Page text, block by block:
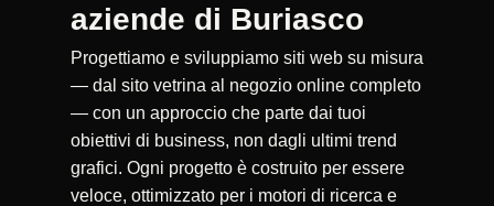
aziende di Buriasco
Progettiamo e sviluppiamo siti web su misura
— dal sito vetrina al negozio online completo
— con un approccio che parte dai tuoi
obiettivi di business, non dagli ultimi trend
grafici. Ogni progetto è costruito per essere
veloce, ottimizzato per i motori di ricerca e